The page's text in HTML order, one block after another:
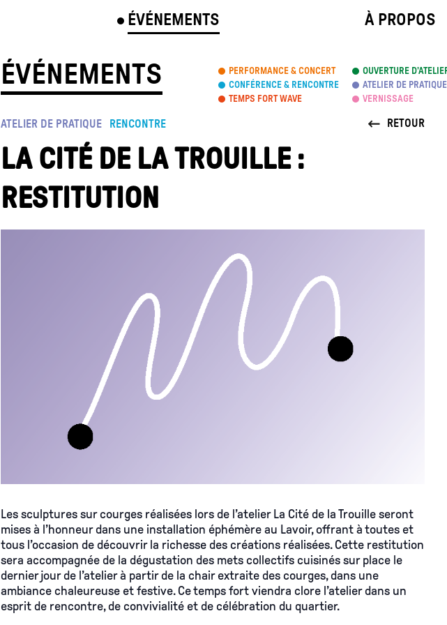
ÉVÉNEMENTS À PROPOS
ÉVÉNEMENTS PERFORMANCE & CONCERT
OUVERTURE
CONFÉRENCE & RENCONTRE
ATELIER DE PRATIQUE
TEMPS FORT WAVE
VERNISSAGE
ATELIER DE PRATIQUE RENCONTRE RETOUR
LA CITÉ DE LA TROUILLE :
RESTITUTION
Les sculptures sur courges réalisées lors de l’atelier La Cité de la Trouille seront
mises à l’honneur dans une installation éphémère au Lavoir, offrant à toutes et
tous l’occasion de découvrir la richesse des créations réalisées. Cette restitution
sera accompagnée de la dégustation des mets collectifs cuisinés sur place le
dernier jour de l’atelier à partir de la chair extraite des courges,dans une
ambiance chaleureuse et festive. Ce temps fort viendra clore l’atelier dans un
esprit de rencontre, de convivialité et de célébration du quartier.